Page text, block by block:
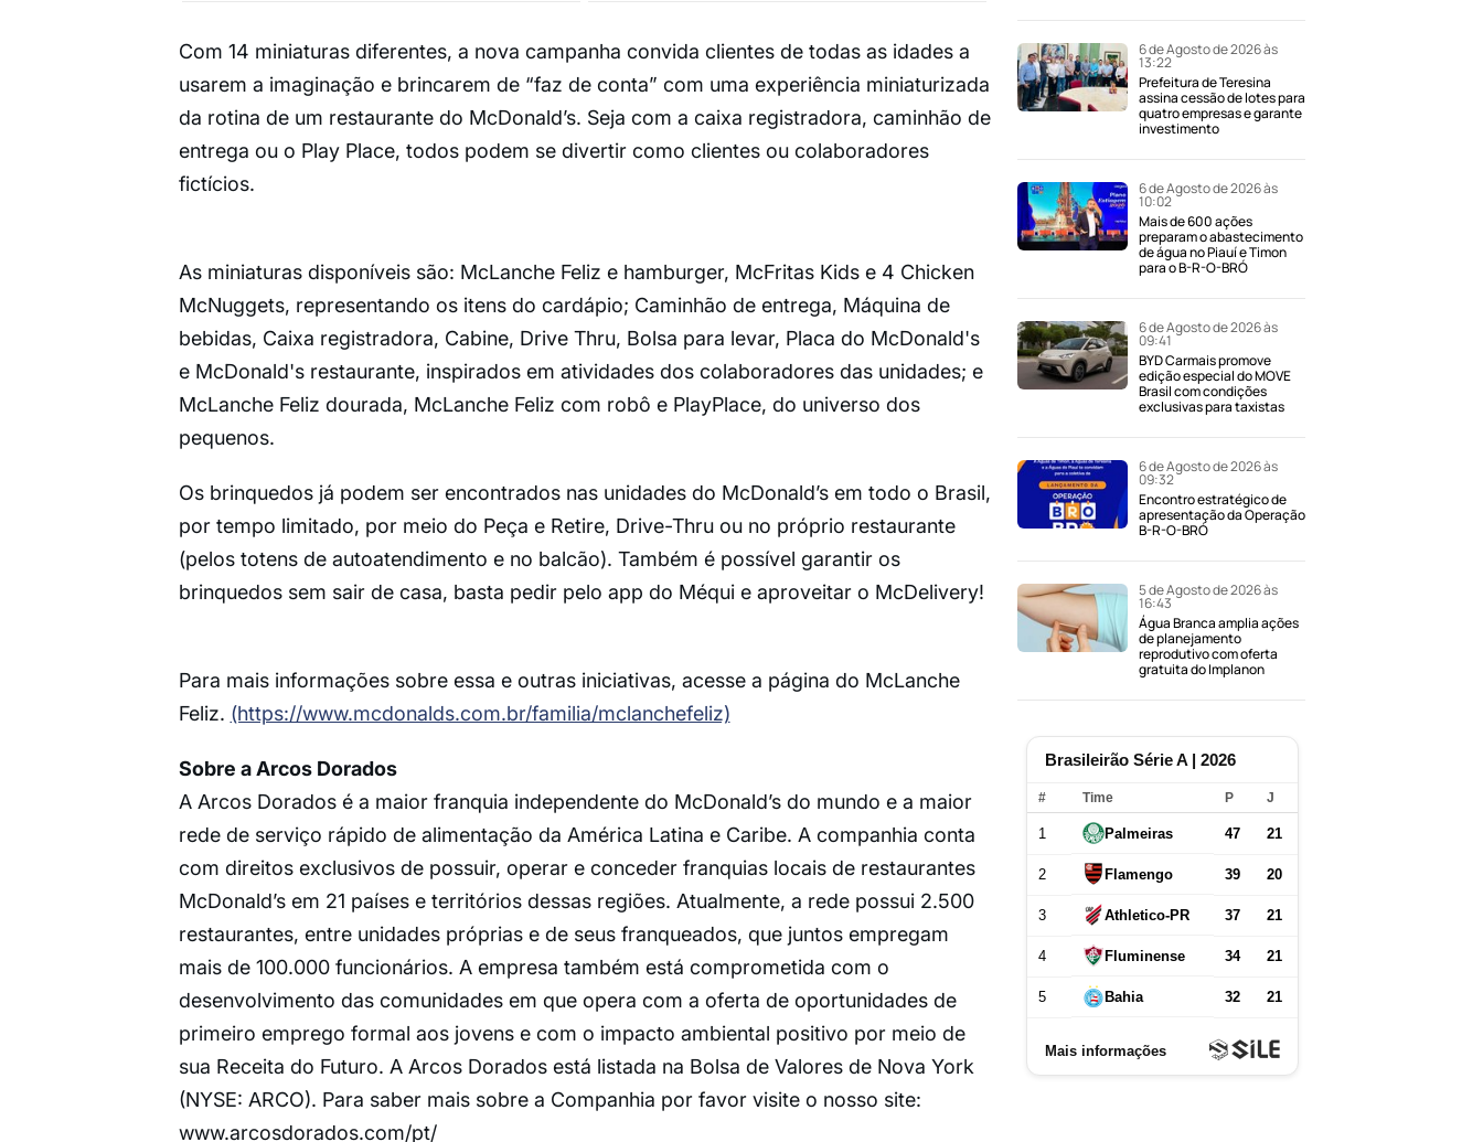
Com 14 miniaturas diferentes, a nova campanha convida clientes de todas as idades a
usarem a imaginação e brincarem de “faz de conta” com uma experiência miniaturizada
da rotina de um restaurante do McDonald’s. Seja com a caixa registradora, caminhão de
entrega ou o Play Place, todos podem se divertir como clientes ou colaboradores
fictícios.
As miniaturas disponíveis são: McLanche Feliz e hamburger, McFritas Kids e 4 Chicken
McNuggets, representando os itens do cardápio; Caminhão de entrega, Máquina de
bebidas, Caixa registradora, Cabine, Drive Thru, Bolsa para levar, Placa do McDonald's
e McDonald's restaurante, inspirados em atividades dos colaboradores das unidades; e
McLanche Feliz dourada, McLanche Feliz com robô e PlayPlace, do universo dos
pequenos.
Os brinquedos já podem ser encontrados nas unidades do McDonald’s em todo o Brasil,
por tempo limitado, por meio do Peça e Retire, Drive-Thru ou no próprio restaurante
(pelos totens de autoatendimento e no balcão). Também é possível garantir os
brinquedos sem sair de casa, basta pedir pelo app do Méqui e aproveitar o McDelivery!
Para mais informações sobre essa e outras iniciativas, acesse a página do McLanche
Feliz. (https://www.mcdonalds.com.br/familia/mclanchefeliz)
Sobre a Arcos Dorados
A Arcos Dorados é a maior franquia independente do McDonald’s do mundo e a maior
rede de serviço rápido de alimentação da América Latina e Caribe. A companhia conta
com direitos exclusivos de possuir, operar e conceder franquias locais de restaurantes
McDonald’s em 21 países e territórios dessas regiões. Atualmente, a rede possui 2.500
restaurantes, entre unidades próprias e de seus franqueados, que juntos empregam
mais de 100.000 funcionários. A empresa também está comprometida com o
desenvolvimento das comunidades em que opera com a oferta de oportunidades de
primeiro emprego formal aos jovens e com o impacto ambiental positivo por meio de
sua Receita do Futuro. A Arcos Dorados está listada na Bolsa de Valores de Nova York
(NYSE: ARCO). Para saber mais sobre a Companhia por favor visite o nosso site:
www.arcosdorados.com/pt/
6 de Agosto de 2026 às
13:22
Prefeitura de Teresina
assina cessão de lotes para
quatro empresas e garante
investimento
6 de Agosto de 2026 às
10:02
Mais de 600 ações
preparam o abastecimento
de água no Piauí e Timon
para o B-R-O-BRÓ
6 de Agosto de 2026 às
09:41
BYD Carmais promove
edição especial do MOVE
Brasil com condições
exclusivas para taxistas
6 de Agosto de 2026 às
09:32
Encontro estratégico de
apresentação da Operação
B-R-O-BRÓ
5 de Agosto de 2026 às
16:43
Água Branca amplia ações
de planejamento
reprodutivo com oferta
gratuita do Implanon